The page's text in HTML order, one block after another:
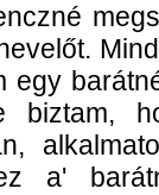
egy
biztam,
a'